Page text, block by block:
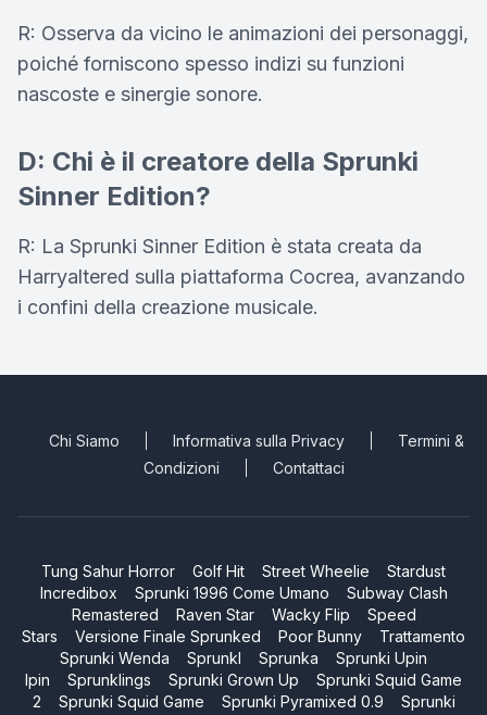
R: Osserva da vicino le animazioni dei personaggi,
poiché forniscono spesso indizi su funzioni
nascoste e sinergie sonore.
D: Chi è il creatore della Sprunki
Sinner Edition?
R: La Sprunki Sinner Edition è stata creata da
Harryaltered sulla piattaforma Cocrea, avanzando
i confini della creazione musicale.
Chi Siamo Informativa sulla Privacy
Termini &
Condizioni
Contattaci
Tung Sahur Horror Golf Hit Street Wheelie
Stardust
Incredibox
Sprunki 1996 Come Umano
Subway Clash
Remastered
Raven Star Wacky Flip
Speed
Stars
Versione Finale Sprunked Poor Bunny
Trattamento
Sprunki Wenda
Sprunkl Sprunka
Sprunki Upin
Ipin
Sprunklings Sprunki Grown Up
Sprunki Squid Game
2
Sprunki Squid Game Sprunki Pyramixed 0.9
Sprunki